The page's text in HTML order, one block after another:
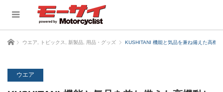
ホーム ウエア トピックス 新製品 用品・グッズ KUSHITANI 機能と気品を兼ね備えた高機
ウエア